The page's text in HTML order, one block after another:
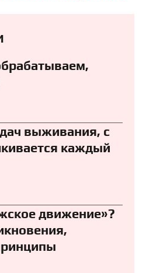
выживания, с
каждый
движение»?